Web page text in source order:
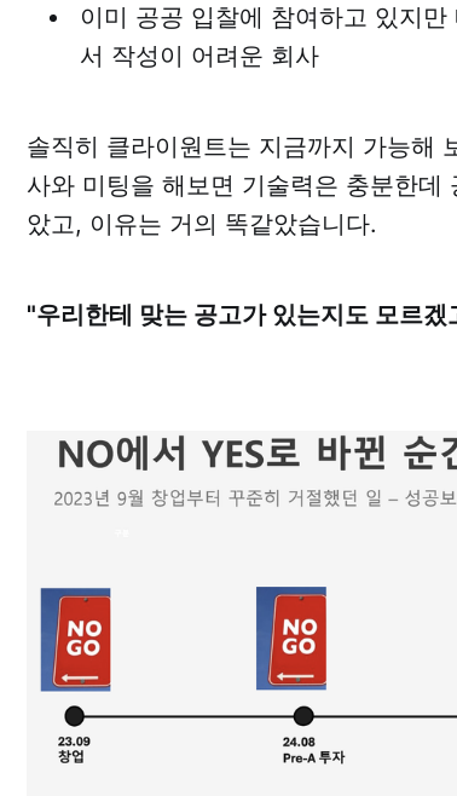
이미 공공 입찰에 참여하고 있지
서 작성이 어려운 회사
솔직히 클라이원트는 지금까지 가능해
사와 미팅을 해보면 기술력은 충분한
았고, 이유는 거의 똑같았습니다.
"우리한테 맞는 공고가 있는지도 모르